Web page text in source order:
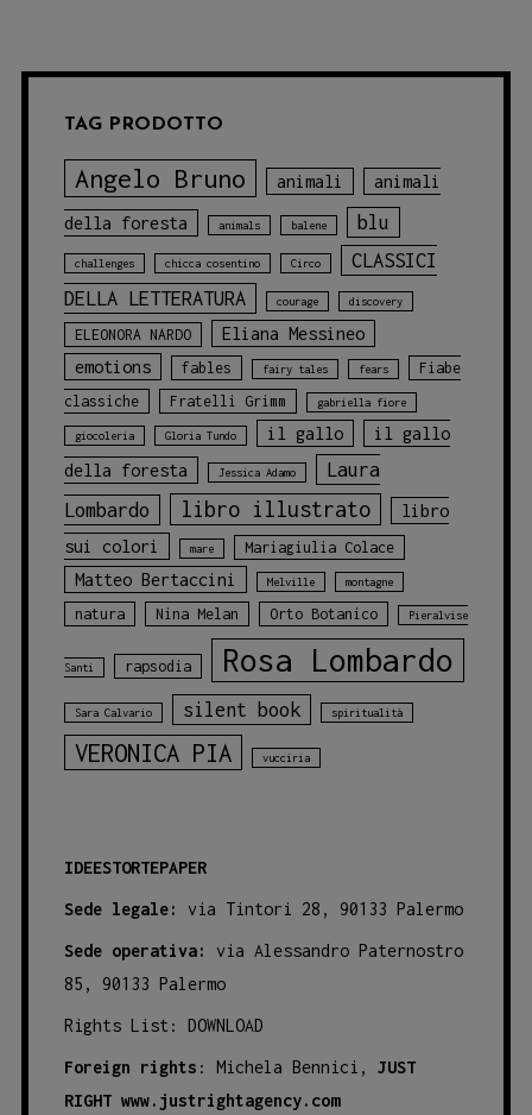
TAG PRODOTTO
Angelo Bruno animali animali
della foresta animals balene blu
challenges chicca cosentino Circo
CLASSICI
DELLA LETTERATURA
courage discovery
ELEONORA NARDO
Eliana Messineo
emotions
fables fairy tales fears
Fiabe
classiche
Fratelli Grimm gabriella fiore
giocoleria Gloria Tundo il gallo
il gallo
della foresta
Jessica Adamo
Laura
Lombardo
libro illustrato
libro
sui colori
mare Mariagiulia Colace
Matteo Bertaccini Melville montagne
natura Nina Melan Orto Botanico Pieralvise
Santi rapsodia Rosa Lombardo
Sara Calvario silent book spiritualità
VERONICA PIA vucciria
IDEESTORTEPAPER
Sede legale: via Tintori 28, 90133 Palermo
Sede operativa:
via Alessandro Paternostro
85, 90133 Palermo
Rights List: DOWNLOAD
Foreign rights : Michela Bennici, JUST
RIGHT www.justrightagency.com